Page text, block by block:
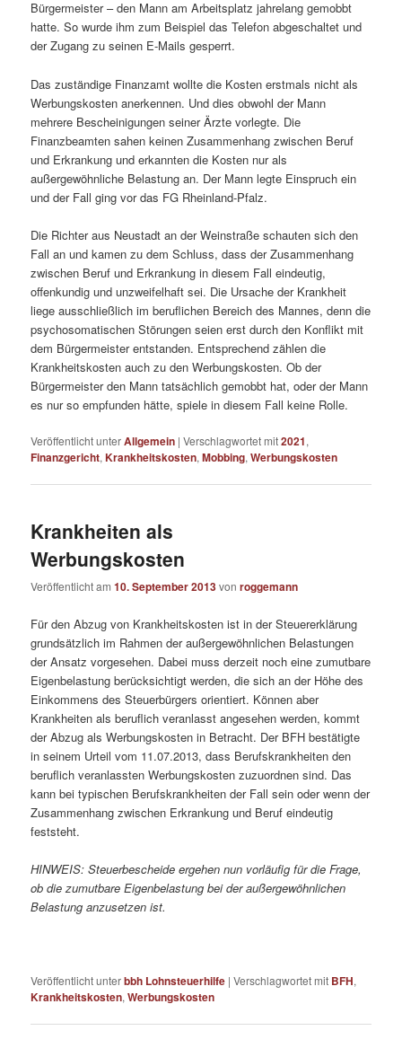
Bürgermeister – den Mann am Arbeitsplatz jahrelang gemobbt
hatte. So wurde ihm zum Beispiel das Telefon abgeschaltet und
der Zugang zu seinen E-Mails gesperrt.
Das zuständige Finanzamt wollte die Kosten erstmals nicht als
Werbungskosten anerkennen. Und dies obwohl der Mann
mehrere Bescheinigungen seiner Ärzte vorlegte. Die
Finanzbeamten sahen keinen Zusammenhang zwischen Beruf
und Erkrankung und erkannten die Kosten nur als
außergewöhnliche Belastung an. Der Mann legte Einspruch ein
und der Fall ging vor das FG Rheinland-Pfalz.
Die Richter aus Neustadt an der Weinstraße schauten sich den
Fall an und kamen zu dem Schluss, dass der Zusammenhang
zwischen Beruf und Erkrankung in diesem Fall eindeutig,
offenkundig und unzweifelhaft sei. Die Ursache der Krankheit
liege ausschließlich im beruflichen Bereich des Mannes, denn die
psychosomatischen Störungen seien erst durch den Konflikt mit
dem Bürgermeister entstanden. Entsprechend zählen die
Krankheitskosten auch zu den Werbungskosten. Ob der
Bürgermeister den Mann tatsächlich gemobbt hat, oder der Mann
es nur so empfunden hätte, spiele in diesem Fall keine Rolle.
Veröffentlicht unterAllgemein |Verschlagwortet mit2021,
Finanzgericht,Krankheitskosten,Mobbing,Werbungskosten
Krankheiten als
Werbungskosten
Veröffentlicht am10. September 2013vonroggemann
Für den Abzug von Krankheitskosten ist in der Steuererklärung
grundsätzlich im Rahmen der außergewöhnlichen Belastungen
der Ansatz vorgesehen. Dabei muss derzeit noch eine zumutbare
Eigenbelastung berücksichtigt werden, die sich an der Höhe des
Einkommens des Steuerbürgers orientiert. Können aber
Krankheiten als beruflich veranlasst angesehen werden, kommt
der Abzug als Werbungskosten in Betracht. Der BFH bestätigte
in seinem Urteil vom 11.07.2013, dass Berufskrankheiten den
beruflich veranlassten Werbungskosten zuzuordnen sind. Das
kann bei typischen Berufskrankheiten der Fall sein oder wenn der
Zusammenhang zwischen Erkrankung und Beruf eindeutig
feststeht.
HINWEIS: Steuerbescheide ergehen nun vorläufig für die Frage,
ob die zumutbare Eigenbelastung bei der außergewöhnlichen
Belastung anzusetzen ist.
Veröffentlicht unterbbh Lohnsteuerhilfe |Verschlagwortet mit BFH,
Krankheitskosten,Werbungskosten